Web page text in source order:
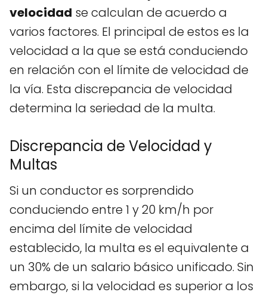
velocidad se calculan de acuerdo a
varios factores. El principal de estos es la
velocidad a la que se está conduciendo
en relación con el límite de velocidad de
la vía. Esta discrepancia de velocidad
determina la seriedad de la multa.
Discrepancia de Velocidad y
Multas
Si un conductor es sorprendido
conduciendo entre 1 y 20 km/h por
encima del límite de velocidad
establecido, la multa es el equivalente a
un 30% de un salario básico unificado. Sin
embargo, si la velocidad es superior a los